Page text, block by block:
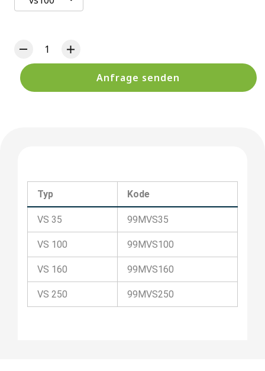
Anfrage senden
Typ Kode
VS 35 99MVS35
VS 100 99MVS100
VS 160 99MVS160
VS 250 99MVS250